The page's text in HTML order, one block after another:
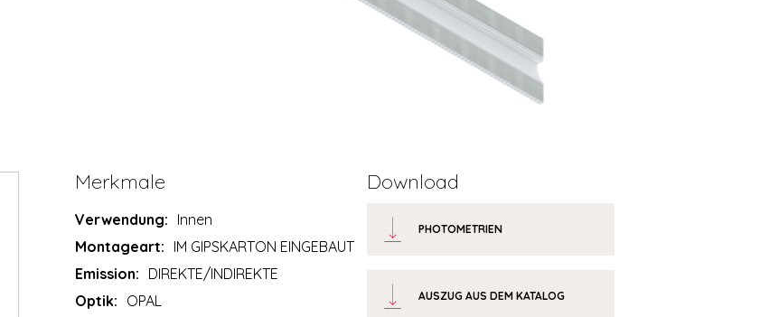
Merkmale
Verwendung: Innen
Montageart: IM GIPSKARTON EINGEBAUT
Emission: DIREKTE/INDIREKTE
Optik: OPAL
Download
PHOTOMETRIEN
AUSZUG AUS DEM KATALOG